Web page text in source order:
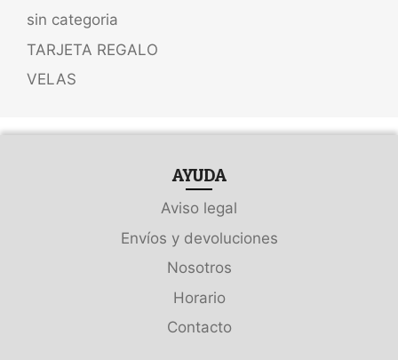
sin categoria
TARJETA REGALO
VELAS
AYUDA
Aviso legal
Envíos y devoluciones
Nosotros
Horario
Contacto